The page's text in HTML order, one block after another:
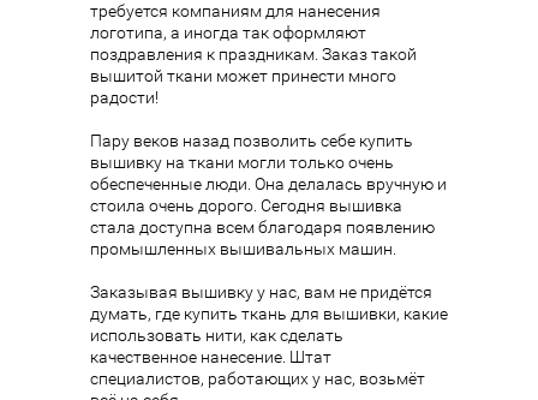
требуется компаниям для нанесения
логотипа, а иногда так оформляют
поздравления к праздникам. Заказ такой
вышитой ткани может принести много
радости!
Пару веков назад позволить себе купить
вышивку на ткани могли только очень
обеспеченные люди. Она делалась вручную и
стоила очень дорого. Сегодня вышивка
стала доступна всем благодаря появлению
промышленных вышивальных машин.
Заказывая вышивку у нас, вам не придётся
думать, где купить ткань для вышивки, какие
использовать нити, как сделать
качественное нанесение. Штат
специалистов, работающих у нас, возьмёт